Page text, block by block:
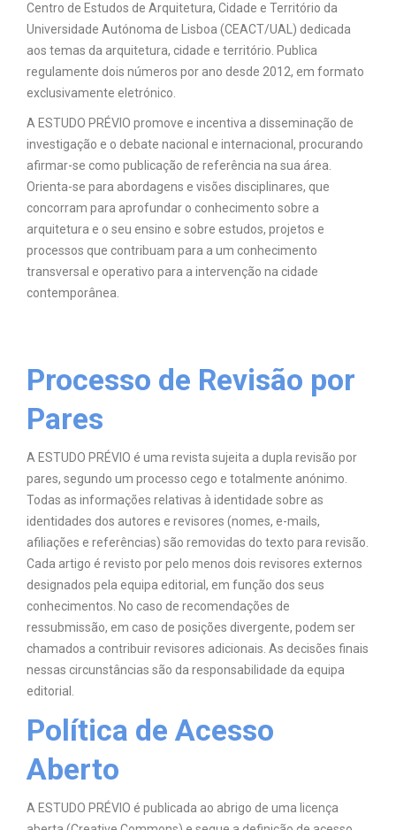
Centro de Estudos de Arquitetura, Cidade e Território da
Universidade Autónoma de Lisboa (CEACT/UAL) dedicada
aos temas da arquitetura, cidade e território. Publica
regulamente dois números por ano desde 2012, em formato
exclusivamente eletrónico.
A ESTUDO PRÉVIO promove e incentiva a disseminação de
investigação e o debate nacional e internacional, procurando
afirmar-se como publicação de referência na sua área.
Orienta-se para abordagens e visões disciplinares, que
concorram para aprofundar o conhecimento sobre a
arquitetura e o seu ensino e sobre estudos, projetos e
processos que contribuam para a um conhecimento
transversal e operativo para a intervenção na cidade
contemporânea.
Processo de Revisão por
Pares
A ESTUDO PRÉVIO é uma revista sujeita a dupla revisão por
pares, segundo um processo cego e totalmente anónimo.
Todas as informações relativas à identidade sobre as
identidades dos autores e revisores (nomes, e-mails,
afiliações e referências) são removidas do texto para revisão.
Cada artigo é revisto por pelo menos dois revisores externos
designados pela equipa editorial, em função dos seus
conhecimentos. No caso de recomendações de
ressubmissão, em caso de posições divergente, podem ser
chamados a contribuir revisores adicionais. As decisões finais
nessas circunstâncias são da responsabilidade da equipa
editorial.
Política de Acesso
Aberto
A ESTUDO PRÉVIO é publicada ao abrigo de uma licença